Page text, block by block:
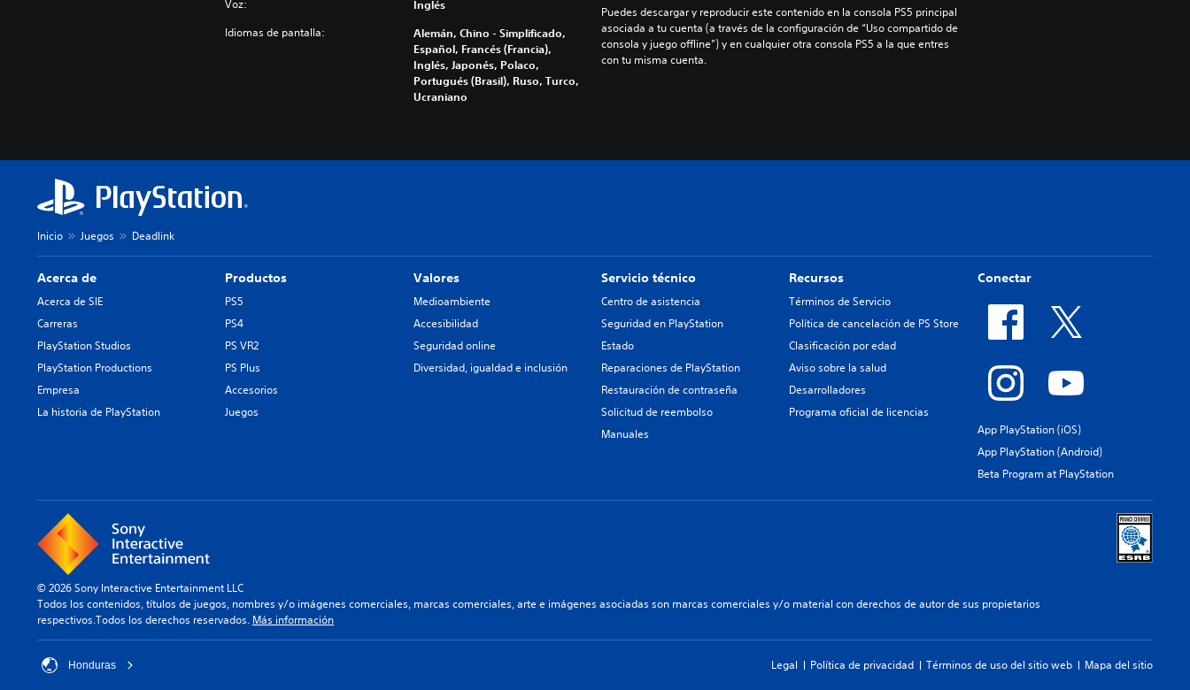
Voz: Inglés
Idiomas de pantalla:
Alemán, Chino - Simplificado,
Español, Francés (Francia),
Inglés, Japonés, Polaco,
Portugués (Brasil), Ruso, Turco,
Ucraniano
Puedes descargar y reproducir este contenido en la consola PS5 principal
asociada a tu cuenta (a través de la configuración de “Uso compartido de
consola y juego offline”) y en cualquier otra consola PS5 a la que entres
con tu misma cuenta.
Inicio Juegos Deadlink
Acerca de
Acerca de SIE
Carreras
PlayStation Studios
PlayStation Productions
Empresa
La historia de PlayStation
Productos
PS5
PS4
PS VR2
PS Plus
Accesorios
Juegos
Valores
Medioambiente
Accesibilidad
Seguridad online
Diversidad, igualdad e inclusión
Servicio técnico
Centro de asistencia
Seguridad en PlayStation
Estado
Reparaciones de PlayStation
Restauración de contraseña
Solicitud de reembolso
Manuales
Recursos
Términos de Servicio
Política de cancelación de PS Store
Clasificación por edad
Aviso sobre la salud
Desarrolladores
Programa oficial de licencias
Conectar
App PlayStation (iOS)
App PlayStation (Android)
Beta Program at PlayStation
© 2026 Sony Interactive Entertainment LLC
Todos los contenidos, títulos de juegos, nombres y/o imágenes comerciales, marcas comerciales, arte e imágenes asociadas son marcas comerciales y/o material con derechos de autor de sus propietarios
respectivos.Todos los derechos reservados. Más información
Honduras Legal Política de privacidad Términos de uso del sitio web Mapa del sitio